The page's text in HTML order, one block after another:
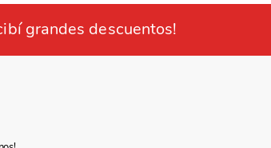
grandes descuentos!